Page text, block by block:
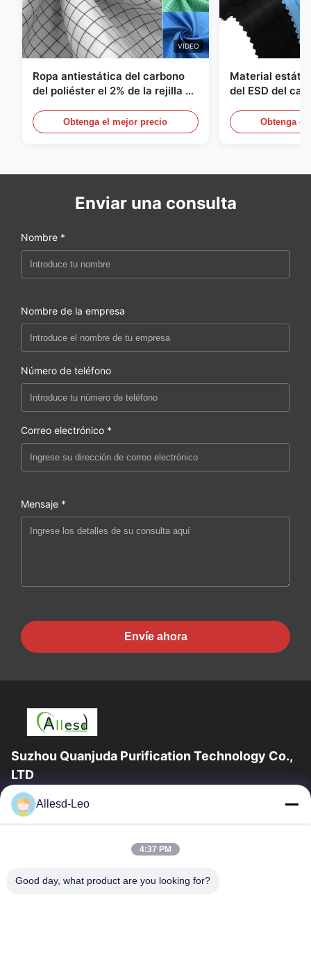
VIDEO
Ropa antiestática del carbono
del poliéster el 2% de la rejilla el
1/2
Obtenga el mejor precio
Material
del ESD del
Obtenga el
Enviar una consulta
Nombre *
Nombre de la empresa
Número de teléfono
Correo electrónico *
Mensaje *
Envíe ahora
Suzhou Quanjuda Purification Technology Co.,
LTD
la experiencia 16years, como fabricante y un exportador
principales de ESD y los productos del recinto limpio,
Hogar
Productos
Allesd-Leo
4:37 PM
Good day, what product are you looking for?